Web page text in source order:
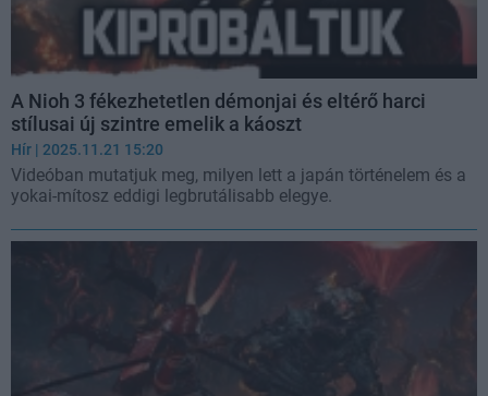
A Nioh 3 fékezhetetlen démonjai és eltérő harci
stílusai új szintre emelik a káoszt
Hír | 2025.11.21 15:20
Videóban mutatjuk meg, milyen lett a japán történelem és a
yokai-mítosz eddigi legbrutálisabb elegye.